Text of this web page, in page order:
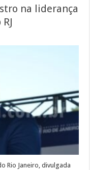
na liderança
Rio Janeiro, divulgada